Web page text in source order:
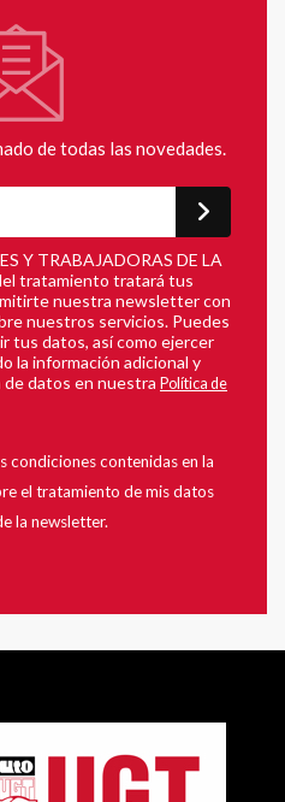
de todas las novedades.
Y TRABAJADORAS DE LA
tratamiento tratará tus
nuestra newsletter con
nuestros servicios. Puedes
tus datos, así como ejercer
la información adicional y
datos en nuestra Política de
condiciones contenidas en la
el tratamiento de mis datos
la newsletter.